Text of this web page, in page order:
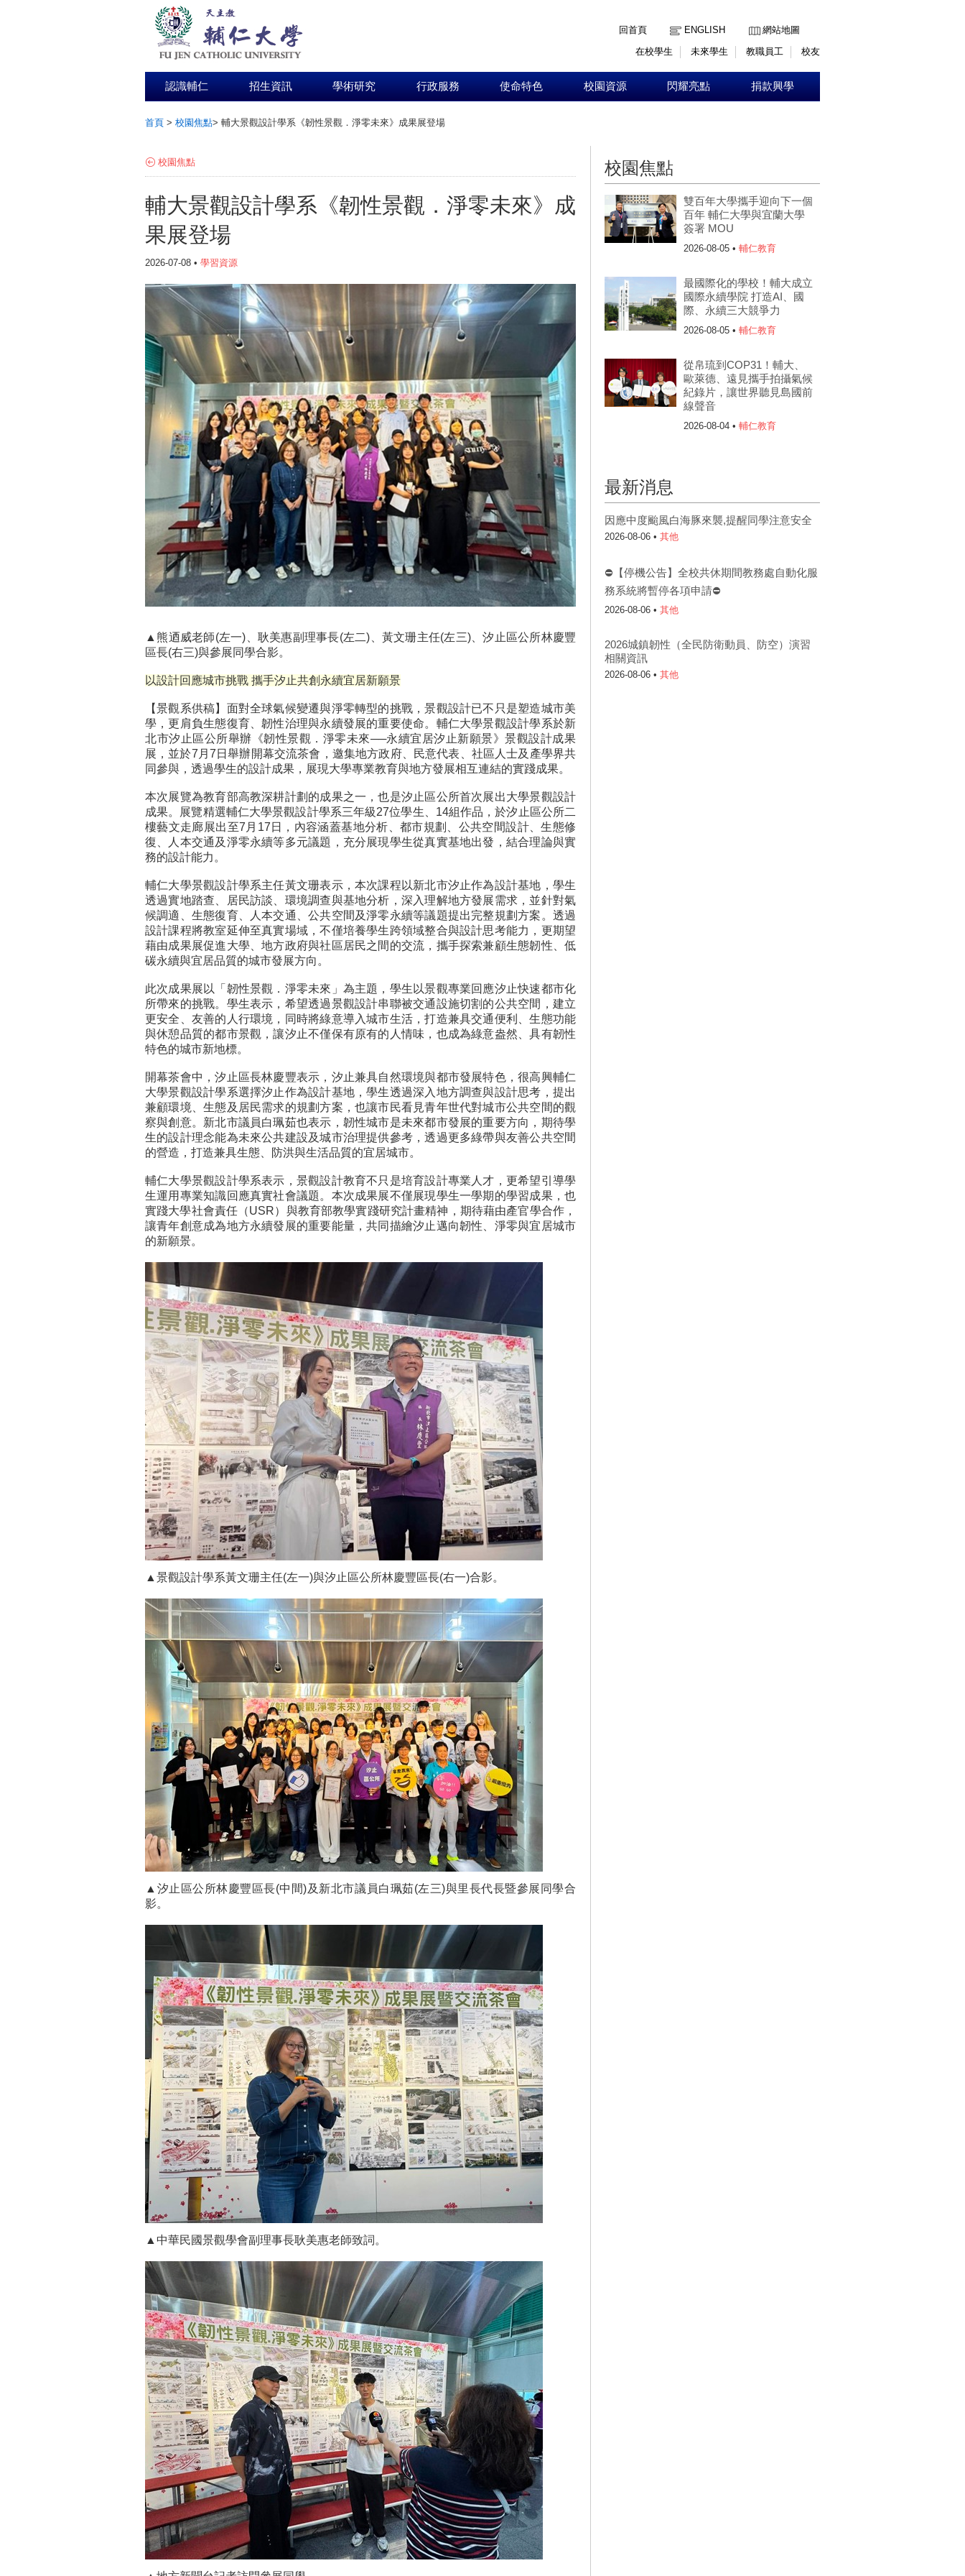
回首頁
ENGLISH
網站地圖
在校學生
未來學生 教職員工 校友
認識輔仁 招生資訊 學術研究 行政服務 使命特色 校園資源 閃耀亮點 捐款興學
首頁 > 校園焦點> 輔大景觀設計學系《韌性景觀．淨零未來》成果展登場
校園焦點
輔大景觀設計學系《韌性景觀．淨零未來》成
果展登場
2026-07-08 • 學習資源
▲熊迺威老師(左一)、耿美惠副理事長(左二)、黃文珊主任(左三)、汐止區公所林慶豐
區長(右三)與參展同學合影。
以設計回應城市挑戰 攜手汐止共創永續宜居新願景
【景觀系供稿】面對全球氣候變遷與淨零轉型的挑戰，景觀設計已不只是塑造城市美
學，更肩負生態復育、韌性治理與永續發展的重要使命。輔仁大學景觀設計學系於新
北市汐止區公所舉辦《韌性景觀．淨零未來──永續宜居汐止新願景》景觀設計成果
展，並於7月7日舉辦開幕交流茶會，邀集地方政府、民意代表、社區人士及產學界共
同參與，透過學生的設計成果，展現大學專業教育與地方發展相互連結的實踐成果。
本次展覽為教育部高教深耕計劃的成果之一，也是汐止區公所首次展出大學景觀設計
成果。展覽精選輔仁大學景觀設計學系三年級27位學生、14組作品，於汐止區公所二
樓藝文走廊展出至7月17日，內容涵蓋基地分析、都市規劃、公共空間設計、生態修
復、人本交通及淨零永續等多元議題，充分展現學生從真實基地出發，結合理論與實
務的設計能力。
輔仁大學景觀設計學系主任黃文珊表示，本次課程以新北市汐止作為設計基地，學生
透過實地踏查、居民訪談、環境調查與基地分析，深入理解地方發展需求，並針對氣
候調適、生態復育、人本交通、公共空間及淨零永續等議題提出完整規劃方案。透過
設計課程將教室延伸至真實場域，不僅培養學生跨領域整合與設計思考能力，更期望
藉由成果展促進大學、地方政府與社區居民之間的交流，攜手探索兼顧生態韌性、低
碳永續與宜居品質的城市發展方向。
此次成果展以「韌性景觀．淨零未來」為主題，學生以景觀專業回應汐止快速都市化
所帶來的挑戰。學生表示，希望透過景觀設計串聯被交通設施切割的公共空間，建立
更安全、友善的人行環境，同時將綠意導入城市生活，打造兼具交通便利、生態功能
與休憩品質的都市景觀，讓汐止不僅保有原有的人情味，也成為綠意盎然、具有韌性
特色的城市新地標。
開幕茶會中，汐止區長林慶豐表示，汐止兼具自然環境與都市發展特色，很高興輔仁
大學景觀設計學系選擇汐止作為設計基地，學生透過深入地方調查與設計思考，提出
兼顧環境、生態及居民需求的規劃方案，也讓市民看見青年世代對城市公共空間的觀
察與創意。新北市議員白珮茹也表示，韌性城市是未來都市發展的重要方向，期待學
生的設計理念能為未來公共建設及城市治理提供參考，透過更多綠帶與友善公共空間
的營造，打造兼具生態、防洪與生活品質的宜居城市。
輔仁大學景觀設計學系表示，景觀設計教育不只是培育設計專業人才，更希望引導學
生運用專業知識回應真實社會議題。本次成果展不僅展現學生一學期的學習成果，也
實踐大學社會責任（USR）與教育部教學實踐研究計畫精神，期待藉由產官學合作，
讓青年創意成為地方永續發展的重要能量，共同描繪汐止邁向韌性、淨零與宜居城市
的新願景。
▲景觀設計學系黃文珊主任(左一)與汐止區公所林慶豐區長(右一)合影。
▲汐止區公所林慶豐區長(中間)及新北市議員白珮茹(左三)與里長代長暨參展同學合
影。
▲中華民國景觀學會副理事長耿美惠老師致詞。
校園焦點
雙百年大學攜手迎向下一個
百年 輔仁大學與宜蘭大學
簽署 MOU
2026-08-05 • 輔仁教育
最國際化的學校！輔大成立
國際永續學院 打造AI、國
際、永續三大競爭力
2026-08-05 • 輔仁教育
從帛琉到COP31！輔大、
歐萊德、遠見攜手拍攝氣候
紀錄片，讓世界聽見島國前
線聲音
2026-08-04 • 輔仁教育
最新消息
因應中度颱風白海豚來襲,提醒同學注意安全
2026-08-06 • 其他
⛔【停機公告】全校共休期間教務處自動化服
務系統將暫停各項申請⛔
2026-08-06 • 其他
2026城鎮韌性（全民防衛動員、防空）演習
相關資訊
2026-08-06 • 其他